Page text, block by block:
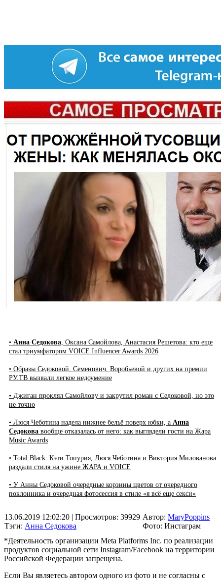
• Анна Седокова, Оксана Самойлова, Анастасия Решетова: кто еще
стал триумфатором VOICE Influencer Awards 2026
• Образы Седоковой, Семенович, Воробьевой и других на премии
РУ.ТВ вызвали легкое недоумение
• Джиган проклял Самойлову и закрутил роман с Седоковой, но это
не точно
• Люся Чеботина надела нижнее бельё поверх юбки, а Анна
Седокова вообще отказалась от него: как выглядели гости на Жара
Music Awards
• Total Black: Кэти Топурия, Люся Чеботина и Виктория Милованова
раздали стиля на ужине ЖАРА и VOICE
• У Анны Седоковой очередные корзины цветов от очередного
поклонника и очередная фотосессия в стиле «я всё еще секси»
13.06.2019 12:02:20 | Просмотров: 39929
Тэги: Анна Седокова
Автор: MaryPoppins
Фото: Инстаграм
*Деятельность организации Meta Platforms Inc. по реализации
продуктов социальной сети Instagram/Facebook на территории
Российской Федерации запрещена.
Если Вы являетесь автором одного из фото и не согласны с